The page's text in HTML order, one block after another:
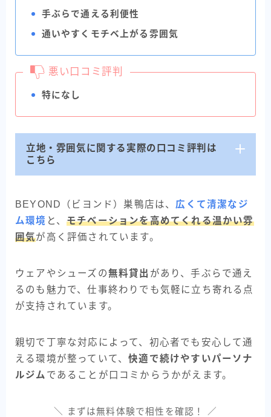
手ぶらで通える利便性
通いやすくモチベ上がる雰囲気
悪い口コミ評判
特になし
立地・雰囲気に関する実際の口コミ評判は
こちら
BEYOND（ビヨンド）巣鴨店は、 広くて清潔なジ
ム環境 と、モチベーションを高めてくれる温かい雰
囲気が高く評価されています。
ウェアやシューズの無料貸出 があり、手ぶらで通え
るのも魅力で、仕事終わりでも気軽に立ち寄れる点
が支持されています。
親切で丁寧な対応によって、初心者でも安心して通
える環境が整っていて、快適で続けやすいパーソナ
ルジム であることが口コミからうかがえます。
＼ まずは無料体験で相性を確認！ ／